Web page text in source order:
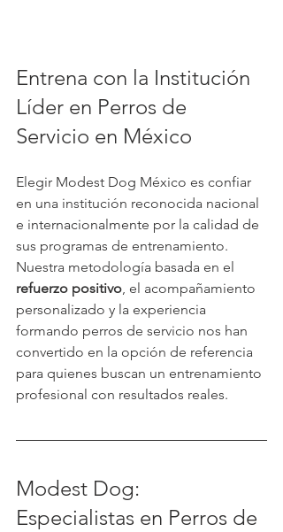
Entrena con la Institución
Líder en Perros de
Servicio en México
Elegir Modest Dog México es confiar
en una institución reconocida nacional
e internacionalmente por la calidad de
sus programas de entrenamiento.
Nuestra metodología basada en el
refuerzo positivo, el acompañamiento
personalizado y la experiencia
formando perros de servicio nos han
convertido en la opción de referencia
para quienes buscan un entrenamiento
profesional con resultados reales.
Modest Dog:
Especialistas en Perros de